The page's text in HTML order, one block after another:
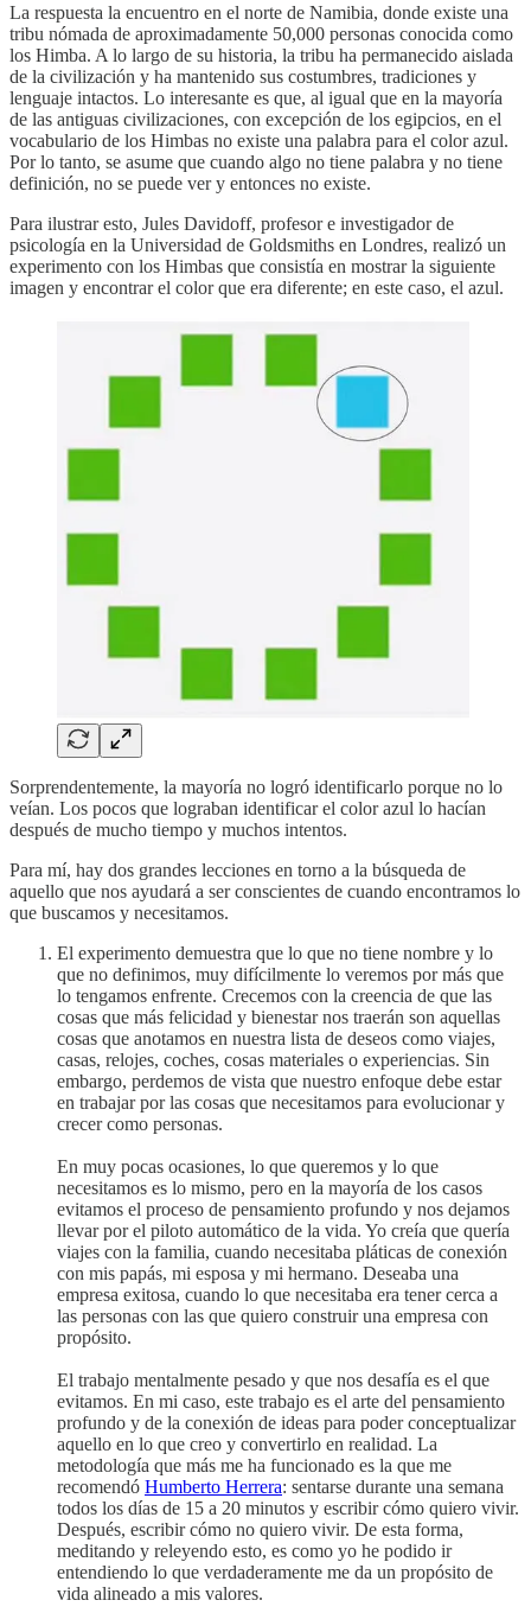
La respuesta la encuentro en el norte de Namibia, donde existe una
tribu nómada de aproximadamente 50,000 personas conocida como
los Himba. A lo largo de su historia, la tribu ha permanecido aislada
de la civilización y ha mantenido sus costumbres, tradiciones y
lenguaje intactos. Lo interesante es que, al igual que en la mayoría
de las antiguas civilizaciones, con excepción de los egipcios, en el
vocabulario de los Himbas no existe una palabra para el color azul.
Por lo tanto, se asume que cuando algo no tiene palabra y no tiene
definición, no se puede ver y entonces no existe.
Para ilustrar esto, Jules Davidoff, profesor e investigador de
psicología en la Universidad de Goldsmiths en Londres, realizó un
experimento con los Himbas que consistía en mostrar la siguiente
imagen y encontrar el color que era diferente; en este caso, el azul.
Sorprendentemente, la mayoría no logró identificarlo porque no lo
veían. Los pocos que lograban identificar el color azul lo hacían
después de mucho tiempo y muchos intentos.
Para mí, hay dos grandes lecciones en torno a la búsqueda de
aquello que nos ayudará a ser conscientes de cuando encontramos lo
que buscamos y necesitamos.
El experimento demuestra que lo que no tiene nombre y lo
que no definimos, muy difícilmente lo veremos por más que
lo tengamos enfrente. Crecemos con la creencia de que las
cosas que más felicidad y bienestar nos traerán son aquellas
cosas que anotamos en nuestra lista de deseos como viajes,
casas, relojes, coches, cosas materiales o experiencias. Sin
embargo, perdemos de vista que nuestro enfoque debe estar
en trabajar por las cosas que necesitamos para evolucionar y
crecer como personas.
En muy pocas ocasiones, lo que queremos y lo que
necesitamos es lo mismo, pero en la mayoría de los casos
evitamos el proceso de pensamiento profundo y nos dejamos
llevar por el piloto automático de la vida. Yo creía que quería
viajes con la familia, cuando necesitaba pláticas de conexión
con mis papás, mi esposa y mi hermano. Deseaba una
empresa exitosa, cuando lo que necesitaba era tener cerca a
las personas con las que quiero construir una empresa con
propósito.
El trabajo mentalmente pesado y que nos desafía es el que
evitamos. En mi caso, este trabajo es el arte del pensamiento
profundo y de la conexión de ideas para poder conceptualizar
aquello en lo que creo y convertirlo en realidad. La
metodología que más me ha funcionado es la que me
recomendó Humberto Herrera: sentarse durante una semana
todos los días de 15 a 20 minutos y escribir cómo quiero vivir.
Después, escribir cómo no quiero vivir. De esta forma,
meditando y releyendo esto, es como yo he podido ir
entendiendo lo que verdaderamente me da un propósito de
vida alineado a mis valores.